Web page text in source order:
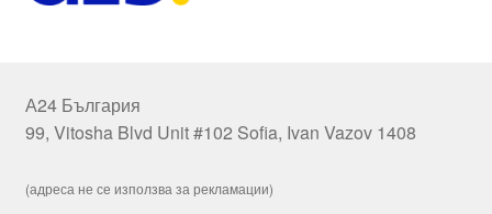
А24 България
99, Vitosha Blvd Unit #102 Sofia, Ivan Vazov 1408
(адреса не се използва за рекламации)